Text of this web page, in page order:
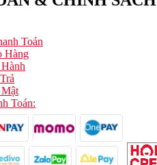
Toán
Hàng
Toán: